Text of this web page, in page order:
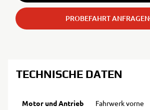
PROBEFAHRT ANFRAGEN
TECHNISCHE DATEN
Motor und Antrieb Fahrwerk vorne